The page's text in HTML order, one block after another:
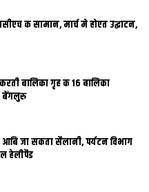
विधेयक पर स्थायी समिति
राष्ट्रीय जनता दल (राजद) आ
नेता शाहनवाज हुसैन इ रिपोर्ट
क सदस्य एकर विरोध मे ठार
क सामान, मार्च मे होएत उद्घाटन,
बालिका गृह क 16 बालिका
बेंगलुरु
जा सकता सैलानी, पर्यटन विभाग
हेलीपैड